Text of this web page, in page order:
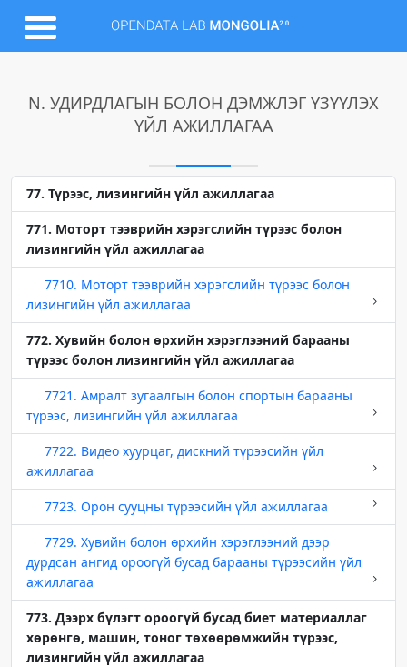
N. УДИРДЛАГЫН БОЛОН ДЭМЖЛЭГ ҮЗҮҮЛЭХ
ҮЙЛ АЖИЛЛАГАА
77. Түрээс, лизингийн үйл ажиллагаа
771. Моторт тээврийн хэрэгслийн түрээс болон
лизингийн үйл ажиллагаа
7710. Моторт тээврийн хэрэгслийн түрээс болон
лизингийн үйл ажиллагаа
772. Хувийн болон өрхийн хэрэглээний барааны
түрээс болон лизингийн үйл ажиллагаа
7721. Амралт зугаалгын болон спортын барааны
түрээс, лизингийн үйл ажиллагаа
7722. Видео хуурцаг, дискний түрээсийн үйл
ажиллагаа
7723. Орон сууцны түрээсийн үйл ажиллагаа
7729. Хувийн болон өрхийн хэрэглээний дээр
дурдсан ангид ороогүй бусад барааны түрээсийн үйл
ажиллагаа
773. Дээрх бүлэгт ороогүй бусад биет материаллаг
хөрөнгө, машин, тоног төхөөрөмжийн түрээс,
лизингийн үйл ажиллагаа